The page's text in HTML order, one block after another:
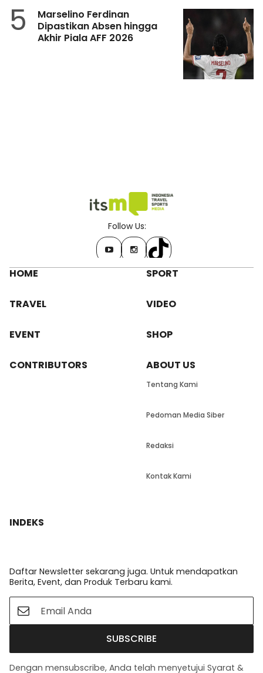
5
Marselino Ferdinan
Dipastikan Absen hingga
Akhir Piala AFF 2026
Follow Us:
HOME SPORT
TRAVEL VIDEO
EVENT SHOP
CONTRIBUTORS ABOUT US
Tentang Kami
Pedoman Media Siber
Redaksi
Kontak Kami
INDEKS
Daftar Newsletter sekarang juga. Untuk mendapatkan
Berita, Event, dan Produk Terbaru kami.
SUBSCRIBE
Dengan mensubscribe, Anda telah menyetujui Syarat &